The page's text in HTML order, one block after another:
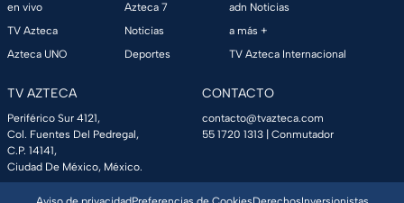
en vivo
TV Azteca
Azteca UNO
Azteca 7
Noticias
Deportes
adn Noticias
a más +
TV Azteca Internacional
TV AZTECA
Periférico Sur 4121,
Col. Fuentes Del Pedregal,
C.P. 14141,
Ciudad De México, México.
CONTACTO
contacto@tvazteca.com
55 1720 1313 | Conmutador